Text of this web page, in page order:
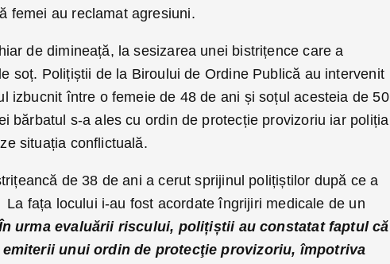
femei au reclamat agresiuni.
de dimineață, la sesizarea unei bistrițence care a
soț. Polițiștii de la Biroului de Ordine Publică au intervenit
izbucnit între o femeie de 48 de ani și soțul acesteia de 50
bărbatul s-a ales cu ordin de protecție provizoriu iar poliția
situația conflictuală.
de 38 de ani a cerut sprijinul polițiștilor după ce a
fața locului i-au fost acordate îngrijiri medicale de un
urma evaluării riscului, polițiștii au constatat faptul că
unui ordin de protecţie provizoriu, împotriva